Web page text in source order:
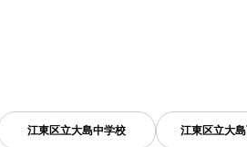
江東区立大島中学校 江東区立大